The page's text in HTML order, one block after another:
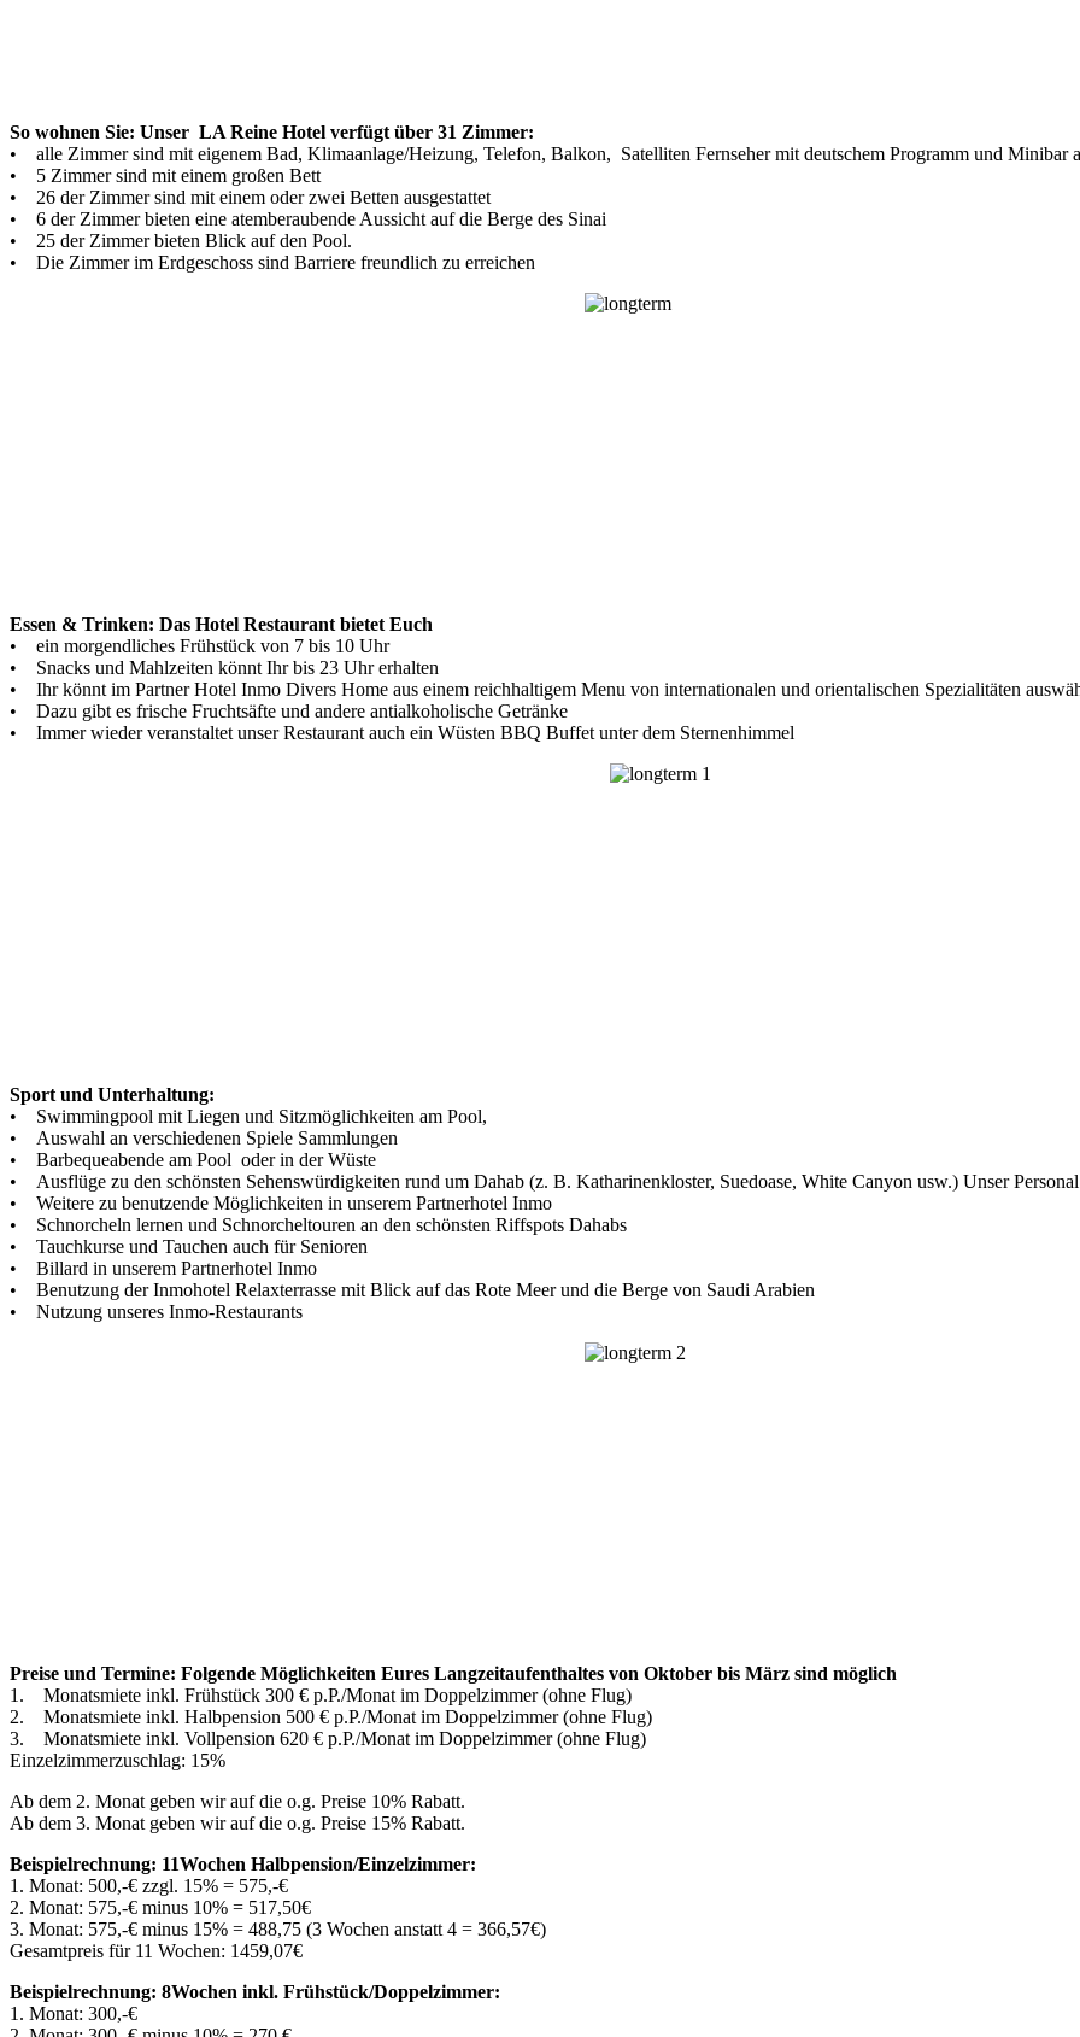
So wohnen Sie: Unser LA Reine Hotel verfügt über 31 Zimmer:
• alle Zimmer sind mit eigenem Bad, Klimaanlage/Heizung, Telefon, Balkon, Satelliten Fernseher mit deutschem Programm und Minibar
• 5 Zimmer sind mit einem großen Bett
• 26 der Zimmer sind mit einem oder zwei Betten ausgestattet
• 6 der Zimmer bieten eine atemberaubende Aussicht auf die Berge des Sinai
• 25 der Zimmer bieten Blick auf den Pool.
• Die Zimmer im Erdgeschoss sind Barriere freundlich zu erreichen
Essen & Trinken: Das Hotel Restaurant bietet Euch
• ein morgendliches Frühstück von 7 bis 10 Uhr
• Snacks und Mahlzeiten könnt Ihr bis 23 Uhr erhalten
• Ihr könnt im Partner Hotel Inmo Divers Home aus einem reichhaltigem Menu von internationalen und orientalischen Spezialitäten
• Dazu gibt es frische Fruchtsäfte und andere antialkoholische Getränke
• Immer wieder veranstaltet unser Restaurant auch ein Wüsten BBQ Buffet unter dem Sternenhimmel
Sport und Unterhaltung:
• Swimmingpool mit Liegen und Sitzmöglichkeiten am Pool,
• Auswahl an verschiedenen Spiele Sammlungen
• Barbequeabende am Pool oder in der Wüste
• Ausflüge zu den schönsten Sehenswürdigkeiten rund um Dahab (z. B. Katharinenkloster, Suedoase, White Canyon usw.) Unser
• Weitere zu benutzende Möglichkeiten in unserem Partnerhotel Inmo
• Schnorcheln lernen und Schnorcheltouren an den schönsten Riffspots Dahabs
• Tauchkurse und Tauchen auch für Senioren
• Billard in unserem Partnerhotel Inmo
• Benutzung der Inmohotel Relaxterrasse mit Blick auf das Rote Meer und die Berge von Saudi Arabien
• Nutzung unseres Inmo-Restaurants
Preise und Termine: Folgende Möglichkeiten Eures Langzeitaufenthaltes von Oktober bis März sind möglich
1. Monatsmiete inkl. Frühstück 300 € p.P./Monat im Doppelzimmer (ohne Flug)
2. Monatsmiete inkl. Halbpension 500 € p.P./Monat im Doppelzimmer (ohne Flug)
3. Monatsmiete inkl. Vollpension 620 € p.P./Monat im Doppelzimmer (ohne Flug)
Einzelzimmerzuschlag: 15%
Ab dem 2. Monat geben wir auf die o.g. Preise 10% Rabatt.
Ab dem 3. Monat geben wir auf die o.g. Preise 15% Rabatt.
Beispielrechnung: 11Wochen Halbpension/Einzelzimmer:
1. Monat: 500,-€ zzgl. 15% = 575,-€
2. Monat: 575,-€ minus 10% = 517,50€
3. Monat: 575,-€ minus 15% = 488,75 (3 Wochen anstatt 4 = 366,57€)
Gesamtpreis für 11 Wochen: 1459,07€
Beispielrechnung: 8Wochen inkl. Frühstück/Doppelzimmer:
1. Monat: 300,-€